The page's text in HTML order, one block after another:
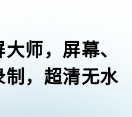
师，屏幕、
，超清无水